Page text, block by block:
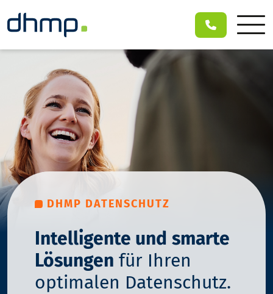
DHMP DATENSCHUTZ
Intelligente und smarte
Lösungen für Ihren
optimalen Datenschutz.